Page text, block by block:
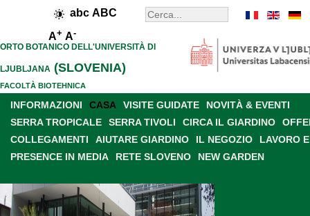
abc ABC
A+ A-
ORTO BOTANICO DELL'UNIVERSITÀ DI
LJUBLJANA (SLOVENIA)
FACOLTÀ BIOTEHNICA
INFORMAZIONI CASA VISITE GUIDATE
NOVITÀ & EVENTI
SERRA TROPICALE
SERRA TIVOLI CIRCA IL GIARDINO
COLLEGAMENTI
AIUTARE GIARDINO IL NEGOZIO
LAVORO
PRESENCE IN MEDIA
RETE SLOVENO NEW GARDEN